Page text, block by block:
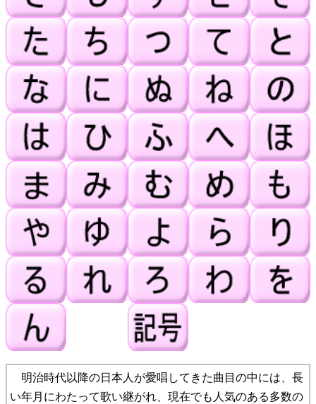
明治時代以降の日本人が愛唱してきた曲目の中には、長
い年月にわたって歌い継がれ、現在でも人気のある多数の